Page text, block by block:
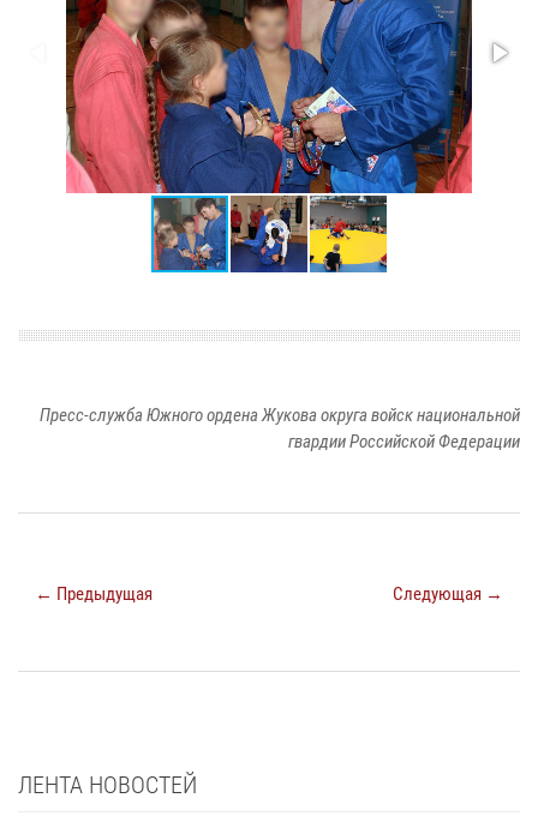
Пресс-служба Южного ордена Жукова округа войск национальной
гвардии Российской Федерации
← Предыдущая Следующая →
ЛЕНТА НОВОСТЕЙ